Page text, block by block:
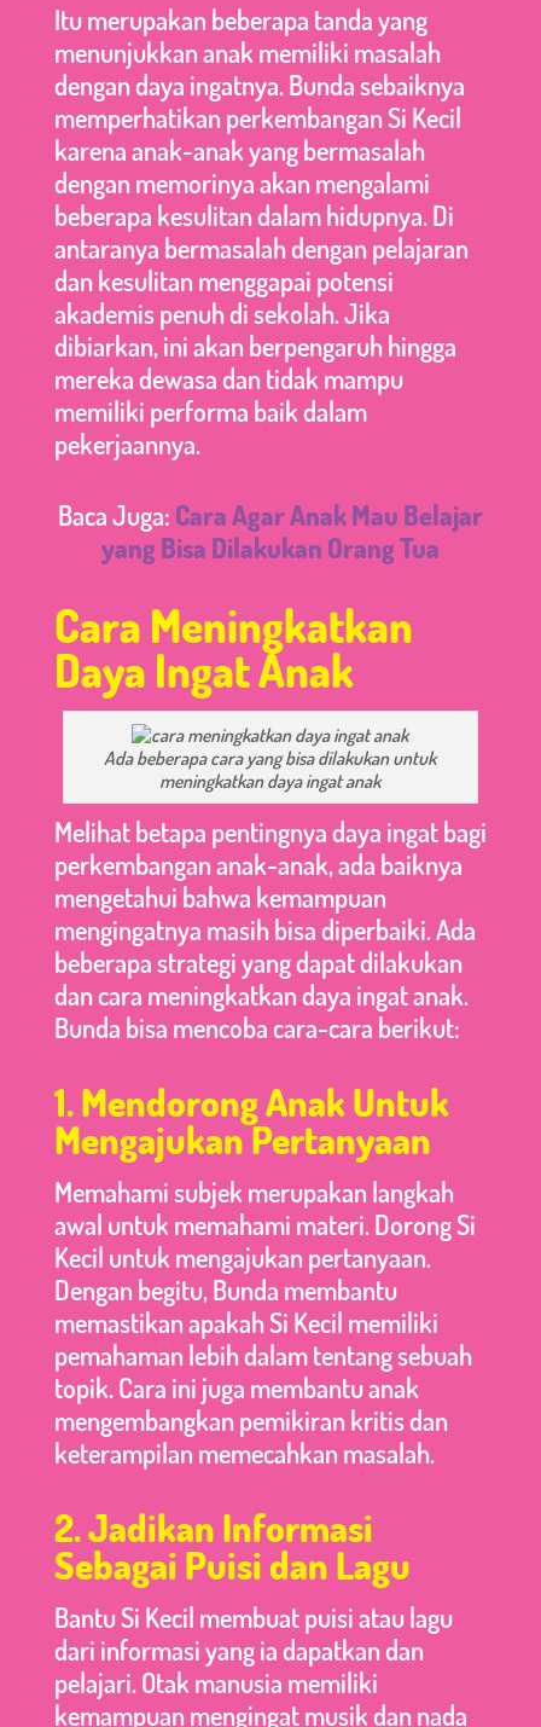
Itu merupakan beberapa tanda yang
menunjukkan anak memiliki masalah
dengan daya ingatnya. Bunda sebaiknya
memperhatikan perkembangan Si Kecil
karena anak-anak yang bermasalah
dengan memorinya akan mengalami
beberapa kesulitan dalam hidupnya. Di
antaranya bermasalah dengan pelajaran
dan kesulitan menggapai potensi
akademis penuh di sekolah. Jika
dibiarkan, ini akan berpengaruh hingga
mereka dewasa dan tidak mampu
memiliki performa baik dalam
pekerjaannya.
Baca Juga: Cara Agar Anak Mau Belajar
yang Bisa Dilakukan Orang Tua
Cara Meningkatkan
Daya Ingat Anak
Ada beberapa cara yang bisa dilakukan untuk
meningkatkan daya ingat anak
Melihat betapa pentingnya daya ingat bagi
perkembangan anak-anak, ada baiknya
mengetahui bahwa kemampuan
mengingatnya masih bisa diperbaiki. Ada
beberapa strategi yang dapat dilakukan
dan cara meningkatkan daya ingat anak.
Bunda bisa mencoba cara-cara berikut:
1. Mendorong Anak Untuk
Mengajukan Pertanyaan
Memahami subjek merupakan langkah
awal untuk memahami materi. Dorong Si
Kecil untuk mengajukan pertanyaan.
Dengan begitu, Bunda membantu
memastikan apakah Si Kecil memiliki
pemahaman lebih dalam tentang sebuah
topik. Cara ini juga membantu anak
mengembangkan pemikiran kritis dan
keterampilan memecahkan masalah.
2. Jadikan Informasi
Sebagai Puisi dan Lagu
Bantu Si Kecil membuat puisi atau lagu
dari informasi yang ia dapatkan dan
pelajari. Otak manusia memiliki
kemampuan mengingat musik dan nada